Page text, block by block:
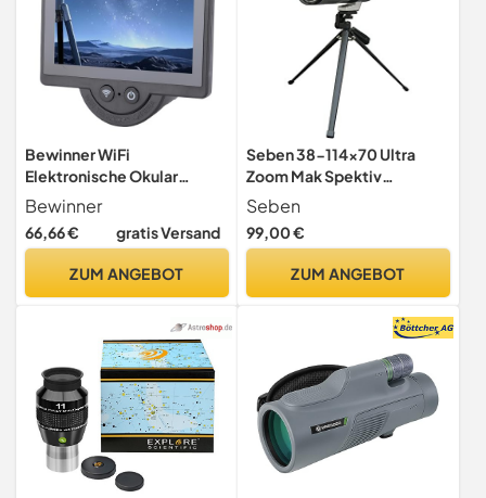
Bewinner WiFi
Elektronische Okular
Kamera mit 4,3-Zoll-
Bildschirm für Digitale
Teleskop Beobachtung
Teleskope Fernglas
Bewinner
66,66 € gratis Versand
ZUM ANGEBOT
Seben 38-114x70 Ultra
Zoom Mak Spektiv
Teleskop SC3 1,25" 870mm
+ Stativ
Seben
99,00 €
ZUM ANGEBOT